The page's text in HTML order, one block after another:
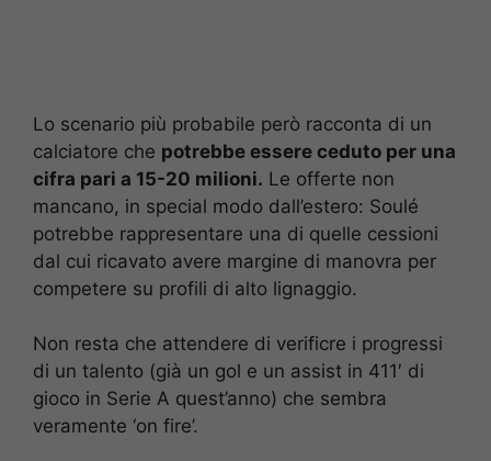
Lo scenario più probabile però racconta di un
calciatore che potrebbe essere ceduto per una
cifra pari a 15-20 milioni. Le offerte non
mancano, in special modo dall’estero: Soulé
potrebbe rappresentare una di quelle cessioni
dal cui ricavato avere margine di manovra per
competere su profili di alto lignaggio.
Non resta che attendere di verificre i progressi
di un talento (già un gol e un assist in 411′ di
gioco in Serie A quest’anno) che sembra
veramente ‘on fire’.